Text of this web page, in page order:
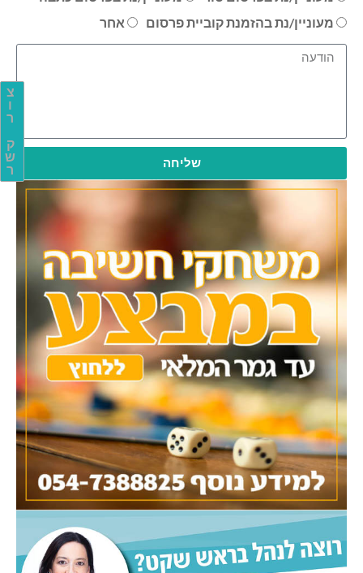
צ
ו
ר
ק
ש
ר
מעוניין/נת בהזמנת קוביית פרסום
אחר
שליחה